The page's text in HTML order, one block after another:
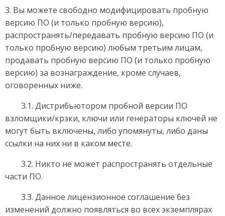
3. Вы можете свободно модифицировать пробную
версию ПО (и только пробную версию),
распространять/передавать пробную версию ПО (и
только пробную версию) любым третьим лицам,
продавать пробную версию ПО (и только пробную
версию) за вознаграждение, кроме случаев,
оговоренных ниже.
3.1. Дистрибьютором пробной версии ПО
взломщики/крэки, ключи или генераторы ключей не
могут быть включены, либо упомянуты, либо даны
ссылки на них ни в каком месте.
3.2. Никто не может распространять отдельные
части ПО.
3.3. Данное лицензионное соглашение без
изменений должно появляться во всех экземплярах